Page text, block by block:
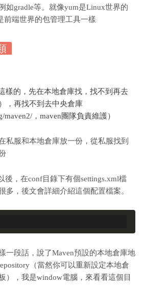
如gradle等。就像yum是Linux世界的
前端世界的包管理工具一樣
樣的，先在本地倉庫找，找不到再去
，再找不到去中央倉庫
maven2/，maven團隊負責維護）
私服和本地倉庫放一份，從私服找到
後，在conf目錄下有個settings.xml檔
多，後文會詳細介紹這個配置檔案。
一段話，說了Maven預設的本地倉庫地
（當然你可以重新設定本地倉
），我是window電腦，來看看這個目